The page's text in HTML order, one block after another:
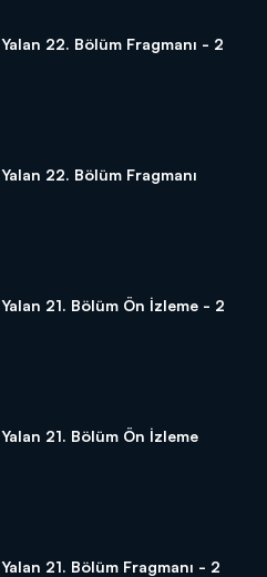
Yalan 22. Bölüm Fragmanı - 2
Yalan 22. Bölüm Fragmanı
Yalan 21. Bölüm Ön İzleme - 2
Yalan 21. Bölüm Ön İzleme
Yalan 21. Bölüm Fragmanı - 2